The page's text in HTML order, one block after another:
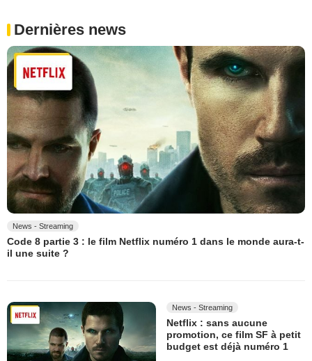
Dernières news
News - Streaming
Code 8 partie 3 : le film Netflix numéro 1 dans le monde aura-t-
il une suite ?
News - Streaming
Netflix : sans aucune
promotion, ce film SF à petit
budget est déjà numéro 1